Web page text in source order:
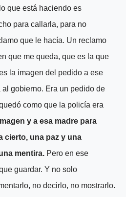
que está haciendo es
para callarla, para no
que le hacía. Un reclamo
que me queda, que es la que
la imagen del pedido a ese
gobierno. Era un pedido de
como que la policía era
y a esa madre para
cierto, una paz y una
mentira. Pero en ese
guardar. Y no solo
no decirlo, no mostrarlo.